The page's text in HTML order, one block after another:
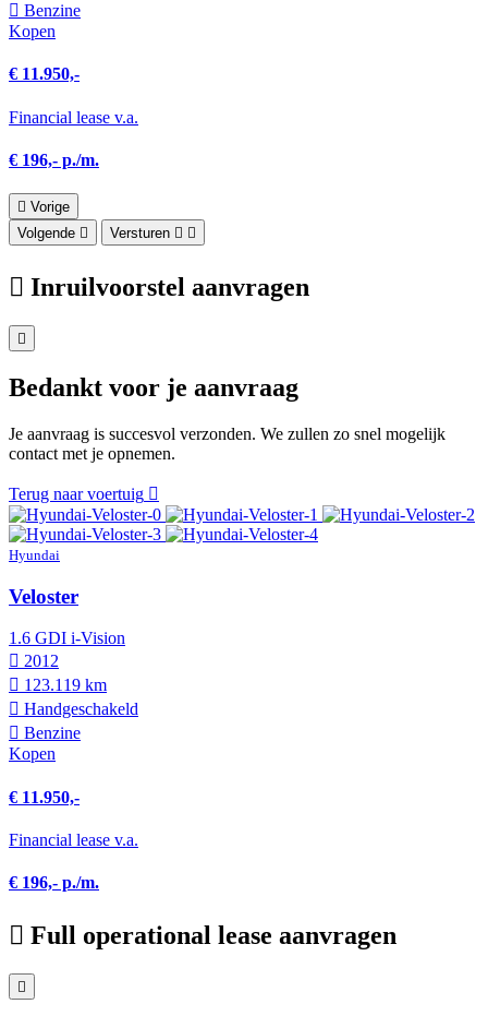
Benzine
Kopen
€ 11.950,-
Financial lease v.a.
€ 196,- p./m.
Vorige
Volgende
Versturen
Inruilvoorstel aanvragen
Bedankt voor je aanvraag
Je aanvraag is succesvol verzonden. We zullen zo snel mogelijk
contact met je opnemen.
Terug naar voertuig
Hyundai
Veloster
1.6 GDI i-Vision
2012
123.119 km
Hand­geschakeld
Benzine
Kopen
€ 11.950,-
Financial lease v.a.
€ 196,- p./m.
Full operational lease aanvragen